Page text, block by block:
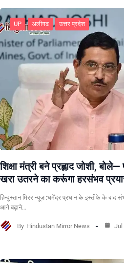
UP अलीगढ उत्तर प्रदेश
शिक्षा मंत्री बने प्रह्लाद जोशी,
खरा उतरने का करूंगा हरसंभव
हिन्दुस्तान मिरर न्यूज़ :धर्मेंद्र प्रधान के इस्तीफे के बाद
आगे बढ़ाने…
By Hindustan Mirror News Jul